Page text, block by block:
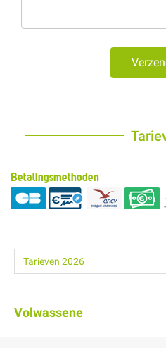
Betalingsmethoden
Volwassene